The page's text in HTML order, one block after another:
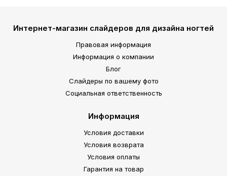
Интернет-магазин слайдеров для дизайна ногтей
Правовая информация
Информация о компании
Блог
Слайдеры по вашему фото
Социальная ответственность
Информация
Условия доставки
Условия возврата
Условия оплаты
Гарантия на товар